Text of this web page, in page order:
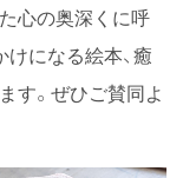
心の奥深くに呼
になる絵本、癒
す。ぜひご賛同よ